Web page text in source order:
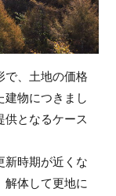
で、土地の価格
建物につきまし
供となるケース
新時期が近くな
解体して更地に